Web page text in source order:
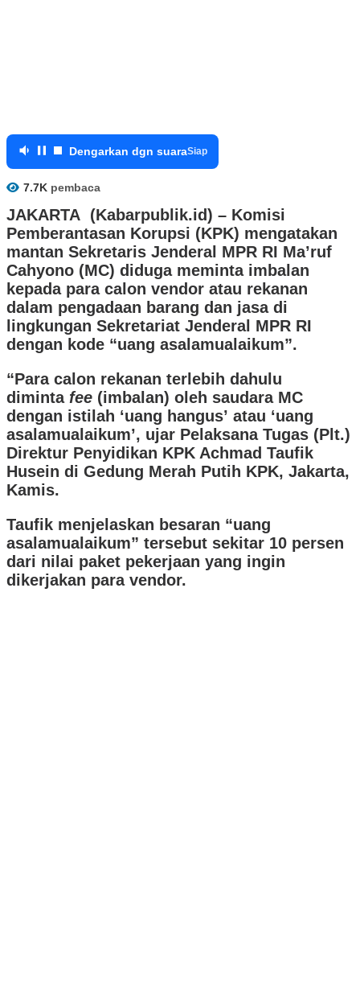
Dengarkan dgn suaraSiap
7.7K pembaca
JAKARTA (Kabarpublik.id) – Komisi
Pemberantasan Korupsi (KPK) mengatakan
mantan Sekretaris Jenderal MPR RI Ma’ruf
Cahyono (MC) diduga meminta imbalan
kepada para calon vendor atau rekanan
dalam pengadaan barang dan jasa di
lingkungan Sekretariat Jenderal MPR RI
dengan kode “uang asalamualaikum”.
“Para calon rekanan terlebih dahulu
diminta fee (imbalan) oleh saudara MC
dengan istilah ‘uang hangus’ atau ‘uang
asalamualaikum’, ujar Pelaksana Tugas (Plt.)
Direktur Penyidikan KPK Achmad Taufik
Husein di Gedung Merah Putih KPK, Jakarta,
Kamis.
Taufik menjelaskan besaran “uang
asalamualaikum” tersebut sekitar 10 persen
dari nilai paket pekerjaan yang ingin
dikerjakan para vendor.